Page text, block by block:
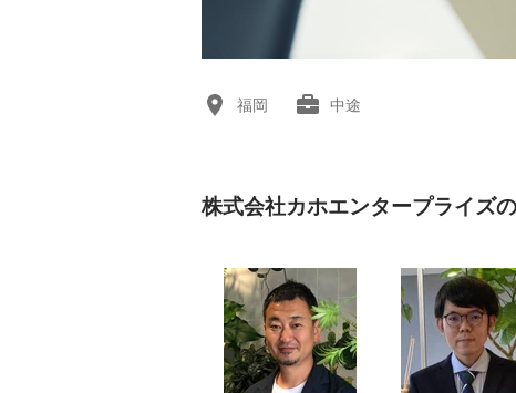
福岡 中途
株式会社カホエンタープライズ